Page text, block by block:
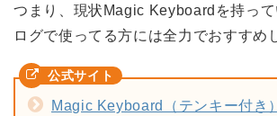
つまり、現状Magic Keyboardを持っ
ログで使ってる方には全力でおすすめ
Magic Keyboard（テンキー付き